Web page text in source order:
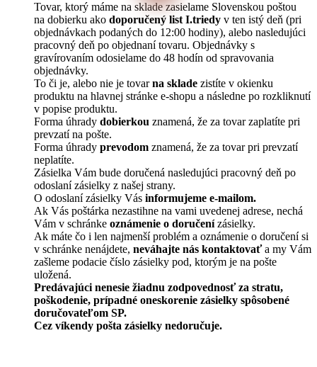
Tovar, ktorý máme na sklade zasielame Slovenskou poštou
na dobierku ako doporučený list I.triedy v ten istý deň (pri
objednávkach podaných do 12:00 hodiny), alebo nasledujúci
pracovný deň po objednaní tovaru. Objednávky s
gravírovaním odosielame do 48 hodín od spravovania
objednávky.
To či je, alebo nie je tovarna sklade zistíte v okienku
produktu na hlavnej stránke e-shopu a následne po rozkliknutí
v popise produktu.
Forma úhrady dobierkou znamená, že za tovar zaplatíte pri
prevzatí na pošte.
Forma úhrady prevodom znamená, že za tovar pri prevzatí
neplatíte.
Zásielka Vám bude doručená nasledujúci pracovný deň po
odoslaní zásielky z našej strany.
O odoslaní zásielky Vás informujeme e-mailom.
Ak Vás poštárka nezastihne na vami uvedenej adrese, nechá
Vám v schránke oznámenie o doručenízásielky.
Ak máte čo i len najmenší problém a oznámenie o doručení si
v schránke nenájdete, neváhajte nás kontaktovaťa my Vám
zašleme podacie číslo zásielky pod, ktorým je na pošte
uložená.
Predávajúci nenesie žiadnu zodpovednosť za stratu,
poškodenie, prípadné oneskorenie zásielky spôsobené
doručovateľom SP.
Cez víkendy pošta zásielky nedoručuje.